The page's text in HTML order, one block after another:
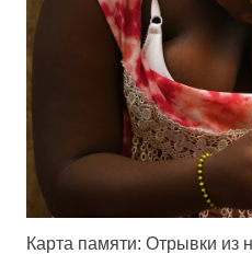
Карта памяти: Отрывки из